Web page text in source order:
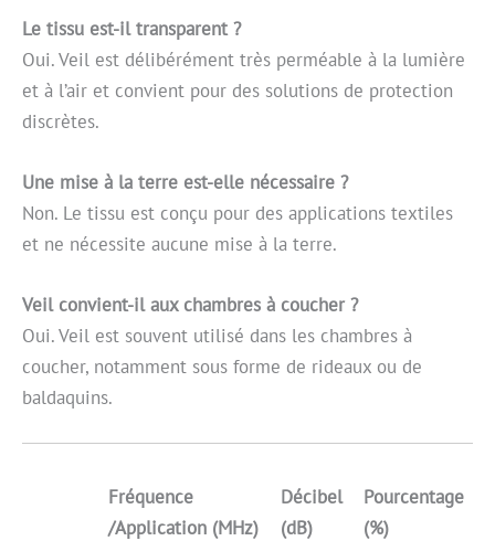
Le tissu est-il transparent ?
Oui. Veil est délibérément très perméable à la lumière
et à l’air et convient pour des solutions de protection
discrètes.
Une mise à la terre est-elle nécessaire ?
Non. Le tissu est conçu pour des applications textiles
et ne nécessite aucune mise à la terre.
Veil convient-il aux chambres à coucher ?
Oui. Veil est souvent utilisé dans les chambres à
coucher, notamment sous forme de rideaux ou de
baldaquins.
Fréquence
/Application (MHz)
Décibel
(dB)
Pourcentage
(%)